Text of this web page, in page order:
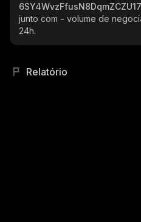
junto com - volume de
24h.
Relatório